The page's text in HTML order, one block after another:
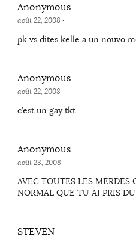
Anonymous
août 22, 2008 ·
pk vs dites kelle a un nouvo
Anonymous
août 22, 2008 ·
c’est un gay tkt
Anonymous
août 23, 2008 ·
AVEC TOUTES LES MERDES
NORMAL QUE TU AI PRIS
STEVEN